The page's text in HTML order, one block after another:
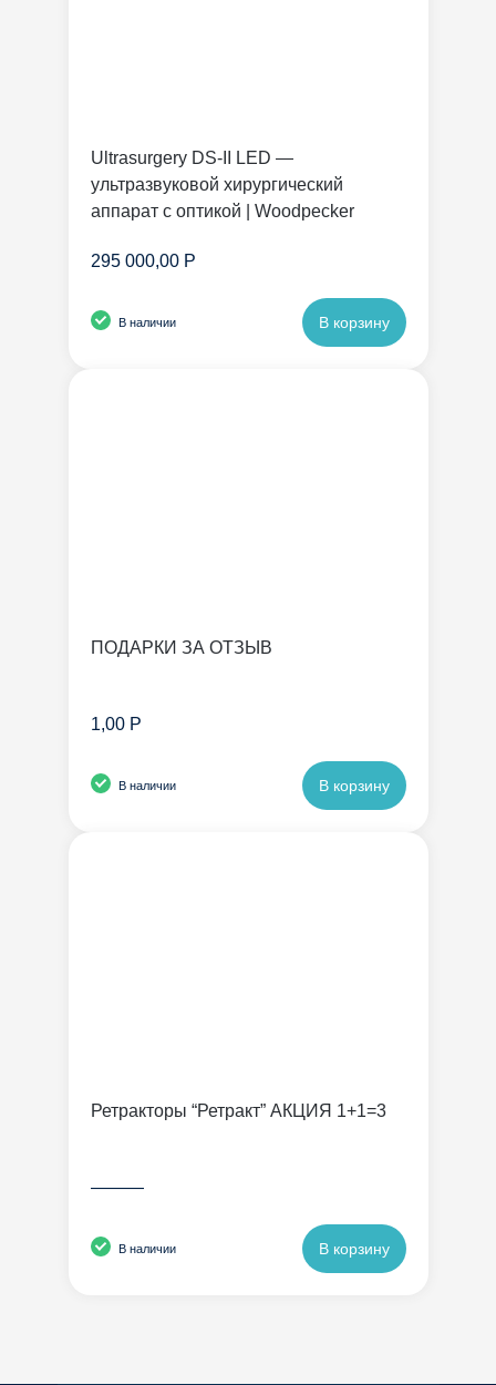
Ultrasurgery DS-II LED —
ультразвуковой хирургический
аппарат с оптикой | Woodpecker
295 000,00 Р
В наличии В корзину
ПОДАРКИ ЗА ОТЗЫВ
1,00 Р
В наличии В корзину
Ретракторы “Ретракт” АКЦИЯ 1+1=3
———
В наличии В корзину